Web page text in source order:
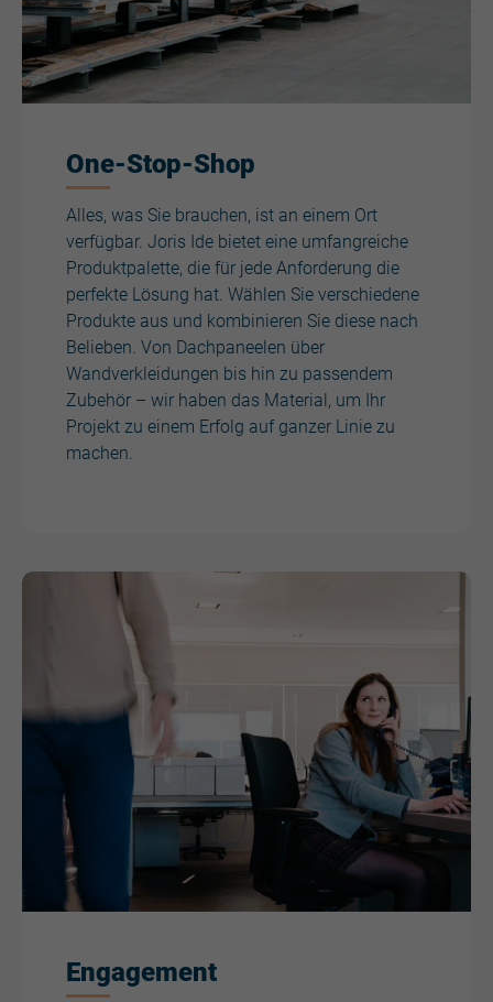
One-Stop-Shop
Alles, was Sie brauchen, ist an einem Ort
verfügbar. Joris Ide bietet eine umfangreiche
Produktpalette, die für jede Anforderung die
perfekte Lösung hat. Wählen Sie verschiedene
Produkte aus und kombinieren Sie diese nach
Belieben. Von Dachpaneelen über
Wandverkleidungen bis hin zu passendem
Zubehör – wir haben das Material, um Ihr
Projekt zu einem Erfolg auf ganzer Linie zu
machen.
Engagement